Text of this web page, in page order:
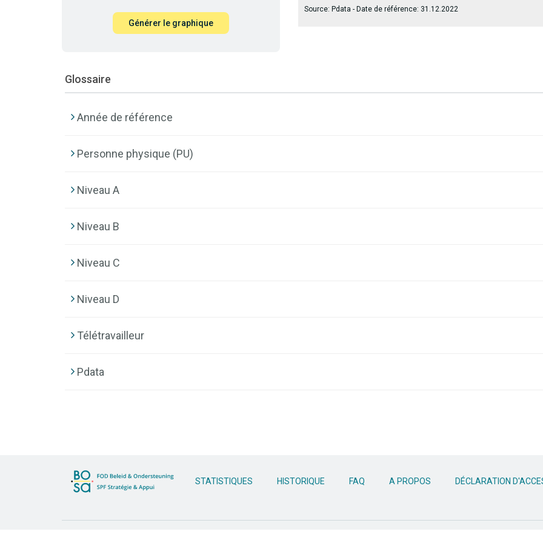
Générer le graphique
Source: Pdata - Date de référence: 31.12.2022
Glossaire
Année de référence
Personne physique (PU)
Niveau A
Niveau B
Niveau C
Niveau D
Télétravailleur
Pdata
STATISTIQUES HISTORIQUE FAQ A PROPOS DÉCLARATION